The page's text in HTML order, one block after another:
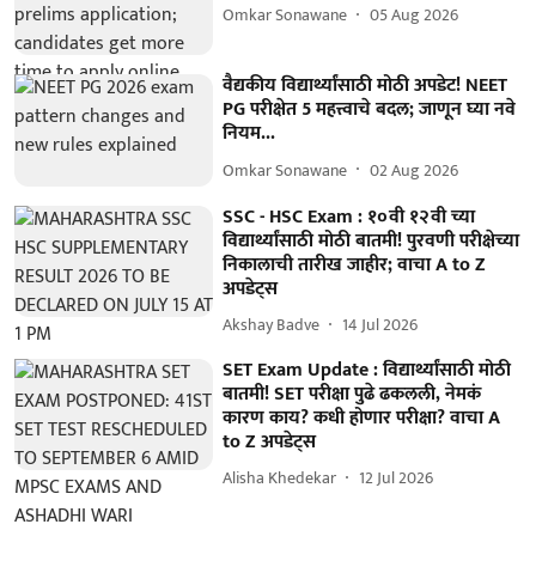
Omkar Sonawane 05 Aug 2026
वैद्यकीय विद्यार्थ्यांसाठी मोठी अपडेट! NEET
PG परीक्षेत 5 महत्त्वाचे बदल; जाणून घ्या नवे
नियम...
Omkar Sonawane 02 Aug 2026
SSC - HSC Exam : १०वी १२वी च्या
विद्यार्थ्यांसाठी मोठी बातमी! पुरवणी परीक्षेच्या
निकालाची तारीख जाहीर; वाचा A to Z
अपडेट्स
Akshay Badve 14 Jul 2026
SET Exam Update : विद्यार्थ्यांसाठी मोठी
बातमी! SET परीक्षा पुढे ढकलली, नेमकं
कारण काय? कधी होणार परीक्षा? वाचा A
to Z अपडेट्स
Alisha Khedekar 12 Jul 2026